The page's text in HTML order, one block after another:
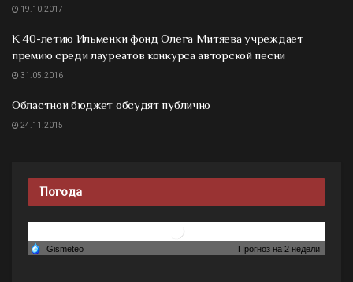
19.10.2017
К 40-летию Ильменки фонд Олега Митяева учреждает
премию среди лауреатов конкурса авторской песни
31.05.2016
Областной бюджет обсудят публично
24.11.2015
Погода